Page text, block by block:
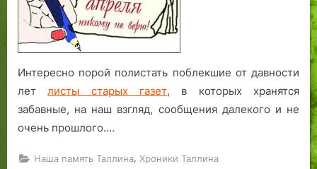
Интересно порой полистать поблекшие от давности
летлисты старых газет, в которых хранятся
забавные, на наш взгляд, сообщения далекого и не
очень прошлого.…
Наша память Таллина, Хроники Таллина